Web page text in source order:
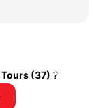
Tours (37) ?